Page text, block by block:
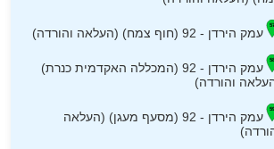
עמק הירדן - 92 (חוף צמח) (העלאה והורדה)
עמק הירדן - 92 (המכללה האקדמית כנרת)
והורדה)
עמק הירדן - 92 (מסעף מעגן) (העלאה